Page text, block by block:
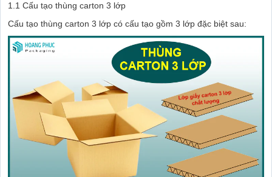
1.1 Cấu tạo thùng carton 3 lớp
Cấu tạo thùng carton 3 lớp có cấu tạo gồm 3 lớp đặc biệt sau: